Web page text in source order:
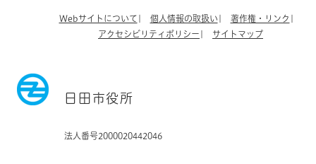
Webサイトについて 個人情報の取扱い
著作権・リンク
アクセシビリティポリシー
サイトマップ
日田市役所
法人番号2000020442046